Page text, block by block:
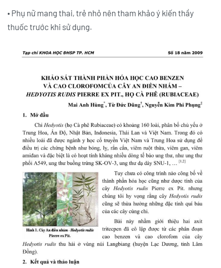
• Phụ nữ mang thai, trẻ nhỏ nên tham khảo ý kiến thầy
thuốc trước khi sử dụng.